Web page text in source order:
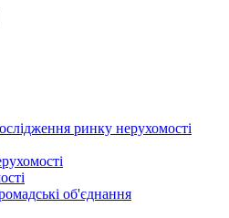
ринку нерухомості
об'єднання